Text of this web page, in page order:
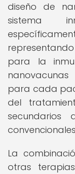
diseño de
sistema
para la
para cada
del
secundarios
La
otras